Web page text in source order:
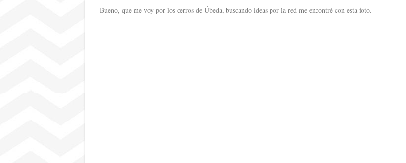
Bueno, que me voy por los cerros de Úbeda, buscando ideas por la red me encontré con esta foto.